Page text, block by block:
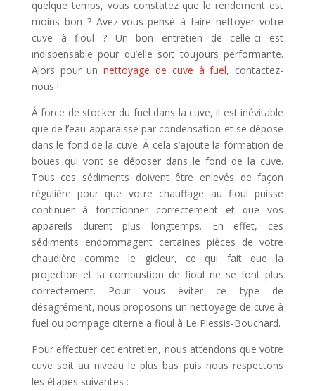
quelque temps, vous constatez que le rendement est
moins bon ? Avez-vous pensé à faire nettoyer votre
cuve à fioul ? Un bon entretien de celle-ci est
indispensable pour qu’elle soit toujours performante.
Alors pour un nettoyage de cuve à fuel, contactez-
nous !
À force de stocker du fuel dans la cuve, il est inévitable
que de l’eau apparaisse par condensation et se dépose
dans le fond de la cuve. À cela s’ajoute la formation de
boues qui vont se déposer dans le fond de la cuve.
Tous ces sédiments doivent être enlevés de façon
régulière pour que votre chauffage au fioul puisse
continuer à fonctionner correctement et que vos
appareils durent plus longtemps. En effet, ces
sédiments endommagent certaines pièces de votre
chaudière comme le gicleur, ce qui fait que la
projection et la combustion de fioul ne se font plus
correctement. Pour vous éviter ce type de
désagrément, nous proposons un nettoyage de cuve à
fuel ou pompage citerne a fioul à Le Plessis-Bouchard.
Pour effectuer cet entretien, nous attendons que votre
cuve soit au niveau le plus bas puis nous respectons
les étapes suivantes :